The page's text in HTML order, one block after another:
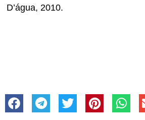
D’água, 2010.